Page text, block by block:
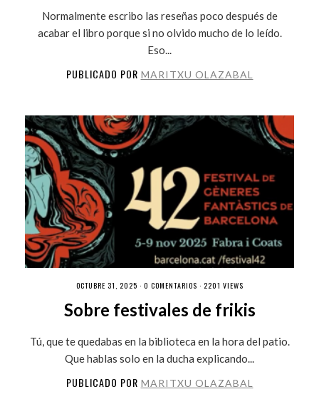
Normalmente escribo las reseñas poco después de
acabar el libro porque si no olvido mucho de lo leído.
Eso...
PUBLICADO POR MARITXU OLAZABAL
OCTUBRE 31, 2025 · 0 COMENTARIOS · 2201 VIEWS
Sobre festivales de frikis
Tú, que te quedabas en la biblioteca en la hora del patio.
Que hablas solo en la ducha explicando...
PUBLICADO POR MARITXU OLAZABAL